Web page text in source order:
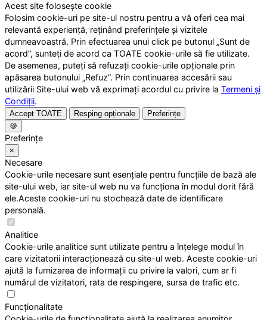
Acest site folosește cookie
Folosim cookie-uri pe site-ul nostru pentru a vă oferi cea mai
relevantă experiență, reținând preferințele și vizitele
dumneavoastră. Prin efectuarea unui click pe butonul „Sunt de
acord”, sunteți de acord ca TOATE cookie-urile să fie utilizate.
De asemenea, puteți să refuzați cookie-urile opționale prin
apăsarea butonului „Refuz”. Prin continuarea accesării sau
utilizării Site-ului web vă exprimați acordul cu privire la Termeni și
Condiții.
Accept TOATE Resping opționale
Preferințe
🍪
Preferințe
×
Necesare
Cookie-urile necesare sunt esențiale pentru funcțiile de bază ale
site-ului web, iar site-ul web nu va funcționa în modul dorit fără
ele.Aceste cookie-uri nu stochează date de identificare
personală.
Analitice
Cookie-urile analitice sunt utilizate pentru a înțelege modul în
care vizitatorii interacționează cu site-ul web. Aceste cookie-uri
ajută la furnizarea de informații cu privire la valori, cum ar fi
numărul de vizitatori, rata de respingere, sursa de trafic etc.
Funcționalitate